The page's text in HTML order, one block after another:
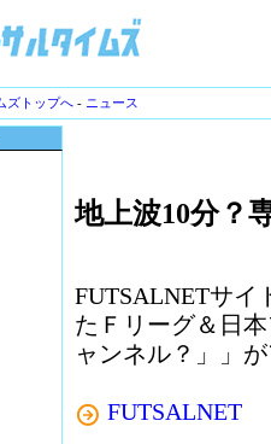
ズトップへ - ニュース
地上波10分？
FUTSALNETサ
たＦリーグ＆日
ャンネル？」」
FUTSALNET